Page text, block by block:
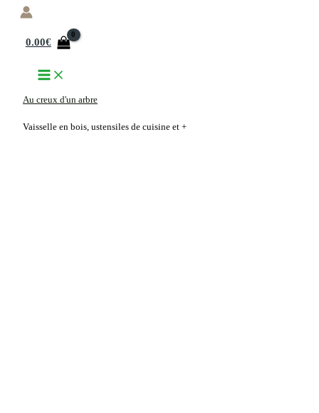
Aller
0.00€
Au creux d'un arbre
Vaisselle en bois, ustensiles de cuisine et +